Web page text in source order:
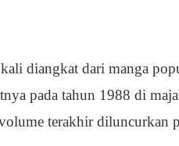
diangkat dari manga
pada tahun 1988 di
terakhir diluncurkan